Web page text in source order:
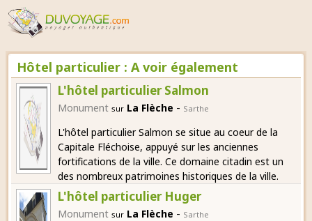
Hôtel particulier : A voir également
L'hôtel particulier Salmon
Monument sur La Flèche - Sarthe
L'hôtel particulier Salmon se situe au coeur de la
Capitale Fléchoise, appuyé sur les anciennes
fortifications de la ville. Ce domaine citadin est un
des nombreux patrimoines historiques de la ville.
L'hôtel particulier Huger
Monument sur La Flèche - Sarthe